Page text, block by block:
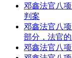
邓鑫法官八
判案
邓鑫法官八
部分，法官的
邓鑫法官八